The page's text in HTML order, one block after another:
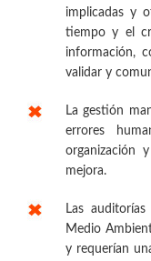
implicadas y
tiempo y el
información,
validar y
La gestión
errores
organización
mejora.
Las
Medio
y requerían